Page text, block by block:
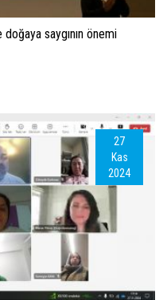
saygının önemi
27
Kas
2024